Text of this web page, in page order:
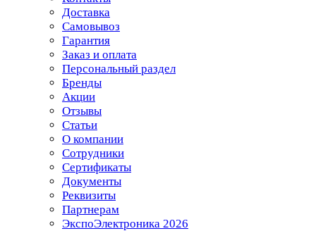
Доставка
Самовывоз
Гарантия
Заказ и оплата
Персональный раздел
Бренды
Акции
Отзывы
Статьи
О компании
Сотрудники
Сертификаты
Документы
Реквизиты
Партнерам
ЭкспоЭлектроника 2026